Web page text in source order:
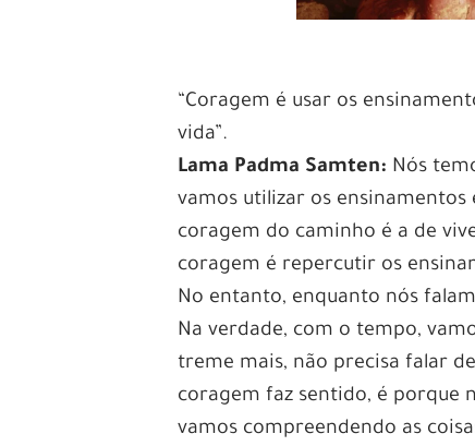
“Coragem é usar os
vida”.
Lama Padma Samten: Nós
vamos utilizar os
coragem do caminho é a de
coragem é repercutir os
No entanto, enquanto nós
Na verdade, com o tempo,
treme mais, não precisa falar
coragem faz sentido, é porque
vamos compreendendo as